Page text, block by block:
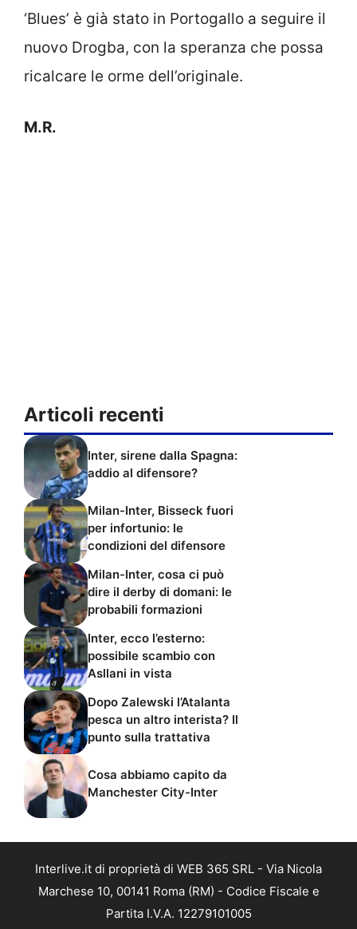
‘Blues’ è già stato in Portogallo a seguire il
nuovo Drogba, con la speranza che possa
ricalcare le orme dell’originale.
M.R.
Articoli recenti
Inter, sirene dalla Spagna:
addio al difensore?
Milan-Inter, Bisseck fuori
per infortunio: le
condizioni del difensore
Milan-Inter, cosa ci può
dire il derby di domani: le
probabili formazioni
Inter, ecco l’esterno:
possibile scambio con
Asllani in vista
Dopo Zalewski l’Atalanta
pesca un altro interista? Il
punto sulla trattativa
Cosa abbiamo capito da
Manchester City-Inter
Interlive.it di proprietà di WEB 365 SRL - Via Nicola
Marchese 10, 00141 Roma (RM) - Codice Fiscale e
Partita I.V.A. 12279101005